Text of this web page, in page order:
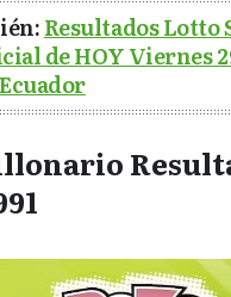
Resultados Lotto
de HOY Viernes